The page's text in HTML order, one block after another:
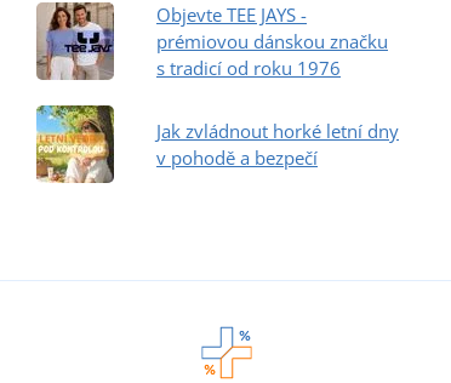
Objevte TEE JAYS -
prémiovou dánskou značku
s tradicí od roku 1976
Jak zvládnout horké letní dny
v pohodě a bezpečí